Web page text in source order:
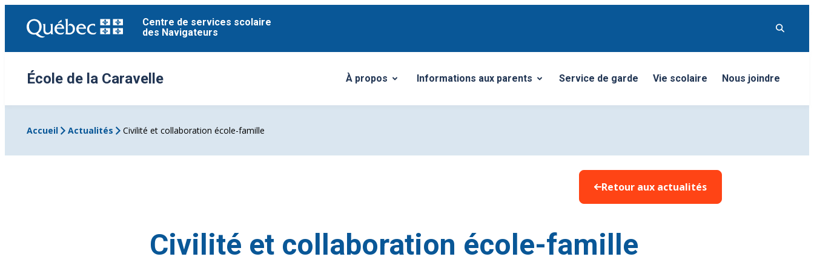
contenu
Centre de services scolaire
des Navigateurs
École de la Caravelle À propos
Ouvrir/Fermer le sous-menuInformations aux parents
Ouvrir/Fermer le sous-menu Service de garde Vie scolaire Nous joindre
Accueil Actualités Civilité et collaboration école-famille
Retour aux actualités
Civilité et collaboration école-famille